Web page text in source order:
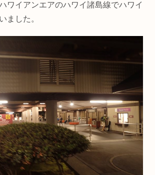
n
e
ワイアンエアのハワイ諸島線でハワイ
ました。